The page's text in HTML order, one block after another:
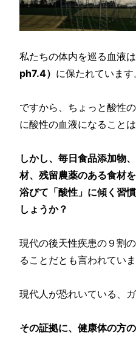
私たちの体内を巡る血液
ph7.4） に保たれています
ですから、ちょっと酸性
に酸性の血液になること
しかし、毎日食品添加物
材、残留農薬のある食材
浴びて「酸性」に傾く習
しょうか？
現代の後天性疾患の９割
ることだとも言われていま
現代人が恐れいている、
その証拠に、健康体の方